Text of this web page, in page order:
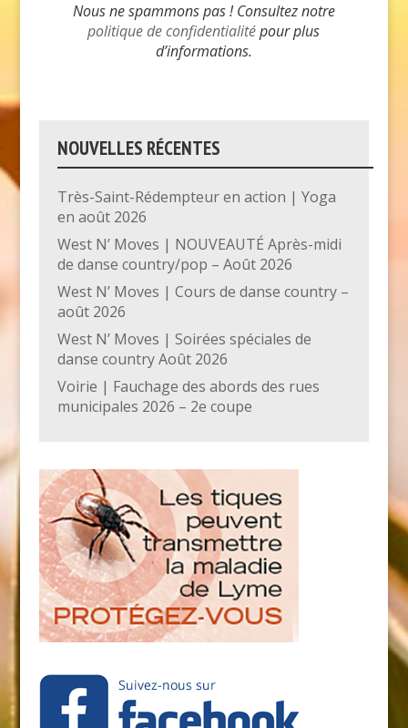
Nous ne spammons pas ! Consultez notre
politique de confidentialitépour plus
d’informations.
NOUVELLES RÉCENTES
Très-Saint-Rédempteur en action | Yoga
en août 2026
West N’ Moves | NOUVEAUTÉ Après-midi
de danse country/pop – Août 2026
West N’ Moves | Cours de danse country –
août 2026
West N’ Moves | Soirées spéciales de
danse country Août 2026
Voirie | Fauchage des abords des rues
municipales 2026 – 2e coupe